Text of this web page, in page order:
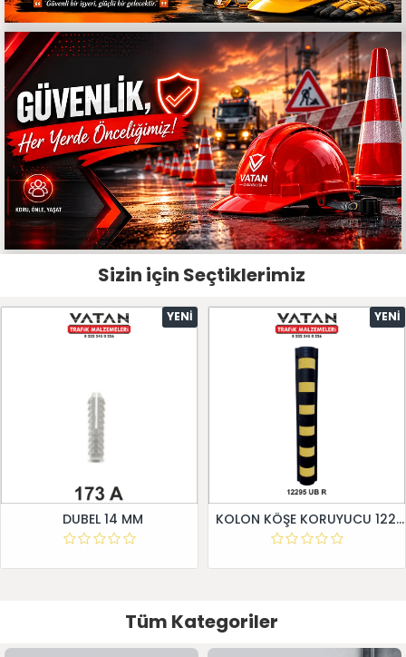
Sizin için Seçtiklerimiz
YENI
DUBEL 14 MM
YENI
KOLON KÖŞE KORUYUCU 12295 UB R
Tüm Kategoriler